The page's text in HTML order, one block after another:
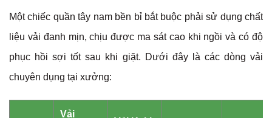
Một chiếc quần tây nam bền bỉ bắt buộc phải sử dụng chất
liệu vải đanh mịn, chịu được ma sát cao khi ngồi và có độ
phục hồi sợi tốt sau khi giặt. Dưới đây là các dòng vải
chuyên dụng tại xưởng:
Vải